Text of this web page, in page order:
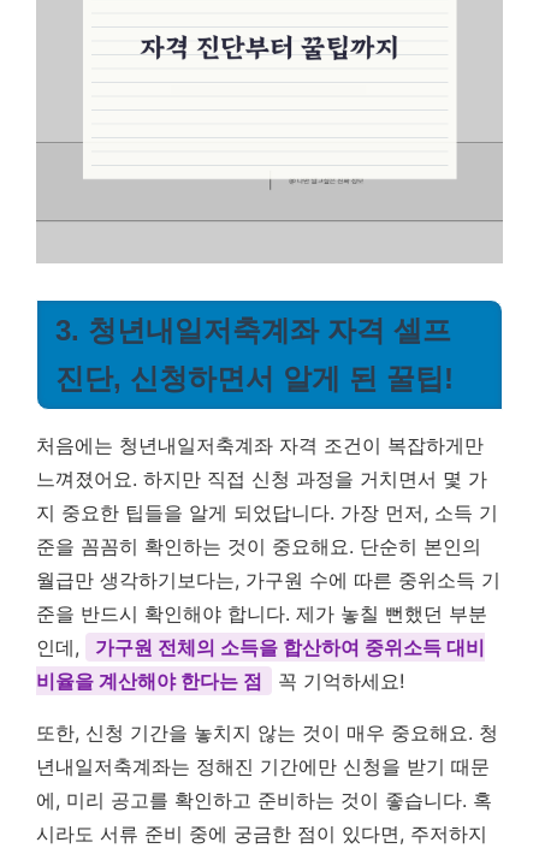
3. 청년내일저축계좌 자격 셀프
진단, 신청하면서 알게 된 꿀팁!
처음에는 청년내일저축계좌 자격 조건이 복잡하게만
느껴졌어요. 하지만 직접 신청 과정을 거치면서 몇 가
지 중요한 팁들을 알게 되었답니다. 가장 먼저, 소득 기
준을 꼼꼼히 확인하는 것이 중요해요. 단순히 본인의
월급만 생각하기보다는, 가구원 수에 따른 중위소득 기
준을 반드시 확인해야 합니다. 제가 놓칠 뻔했던 부분
인데,
가구원 전체의 소득을 합산하여 중위소득 대비
비율을 계산해야 한다는 점
꼭 기억하세요!
또한, 신청 기간을 놓치지 않는 것이 매우 중요해요. 청
년내일저축계좌는 정해진 기간에만 신청을 받기 때문
에, 미리 공고를 확인하고 준비하는 것이 좋습니다. 혹
시라도 서류 준비 중에 궁금한 점이 있다면, 주저하지